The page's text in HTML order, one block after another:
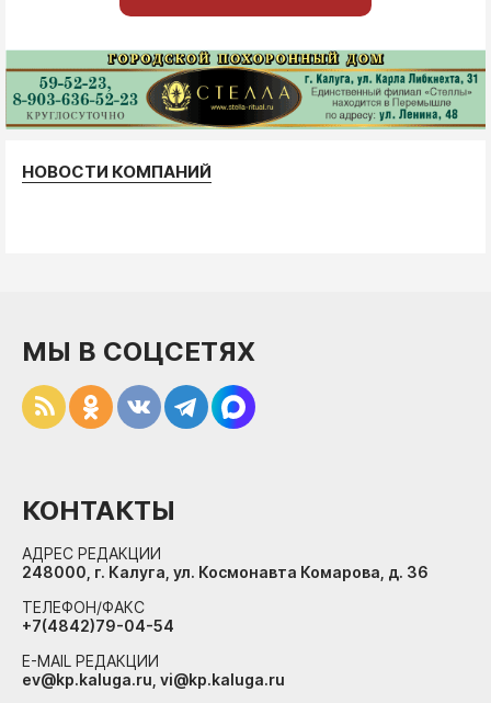
НОВОСТИ КОМПАНИЙ
МЫ В СОЦСЕТЯХ
КОНТАКТЫ
АДРЕС РЕДАКЦИИ
248000, г. Калуга, ул. Космонавта Комарова, д. 36
ТЕЛЕФОН/ФАКС
+7(4842)79-04-54
E-MAIL РЕДАКЦИИ
ev@kp.kaluga.ru, vi@kp.kaluga.ru